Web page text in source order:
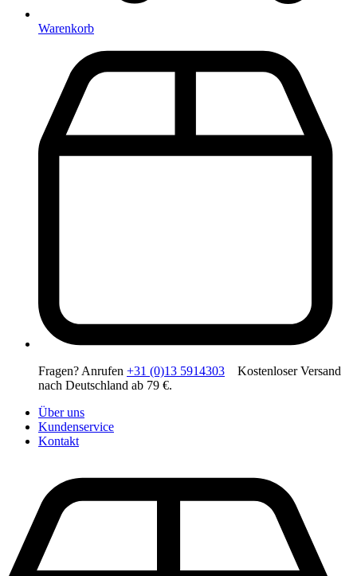
Warenkorb
Fragen? Anrufen +31 (0)13 5914303 Kostenloser Versand
nach Deutschland ab 79 €.
Über uns
Kundenservice
Kontakt